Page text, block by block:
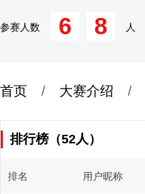
参赛人数 6 8 人
首页 / 大赛介绍 /
排行榜（52人）
排名 用户昵称